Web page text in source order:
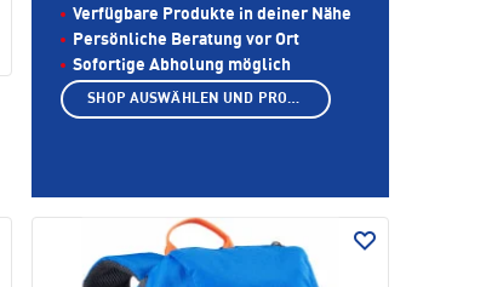
Verfügbare Produkte in deiner Nähe
Persönliche Beratung vor Ort
Sofortige Abholung möglich
SHOP AUSWÄHLEN UND PRODUKTE ANZEIGEN